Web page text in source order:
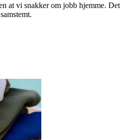
at vi snakker om jobb hjemme. Det